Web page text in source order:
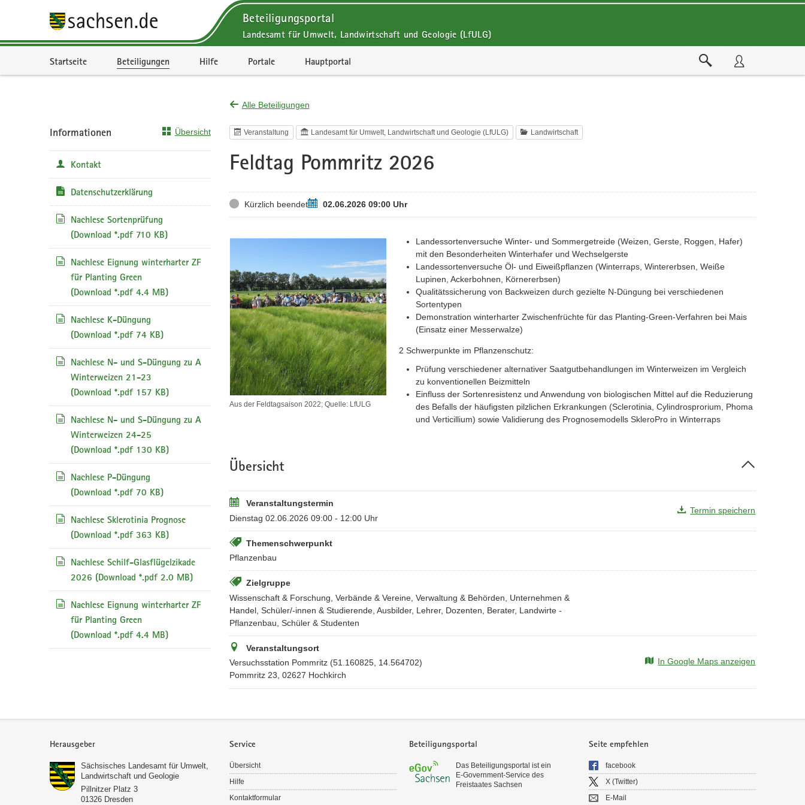
Beteiligungsportal
Landesamt für Umwelt, Landwirtschaft und Geologie (LfULG)
Startseite Beteiligungen Hilfe Portale Hauptportal
Alle Beteiligungen
Veranstaltung Landesamt für Umwelt, Landwirtschaft und Geologie (LfULG) Landwirtschaft
Feldtag Pommritz 2026
StatusKürzlich beendetTermin02.06.2026 09:00 Uhr
Aus der Feldtagsaison 2022; Quelle: LfULG
Landessortenversuche Winter- und Sommergetreide (Weizen, Gerste, Roggen, Hafer)
mit den Besonderheiten Winterhafer und Wechselgerste
Landessortenversuche Öl- und Eiweißpflanzen (Winterraps, Wintererbsen, Weiße
Lupinen, Ackerbohnen, Körnererbsen)
Qualitätssicherung von Backweizen durch gezielte N-Düngung bei verschiedenen
Sortentypen
Demonstration winterharter Zwischenfrüchte für das Planting-Green-Verfahren bei Mais
(Einsatz einer Messerwalze)
2 Schwerpunkte im Pflanzenschutz:
Prüfung verschiedener alternativer Saatgutbehandlungen im Winterweizen im Vergleich
zu konventionellen Beizmitteln
Einfluss der Sortenresistenz und Anwendung von biologischen Mittel auf die Reduzierung
des Befalls der häufigsten pilzlichen Erkrankungen (Sclerotinia, Cylindrosprorium, Phoma
und Verticillium) sowie Validierung des Prognosemodells SkleroPro in Winterraps
Übersicht
Veranstaltungstermin
Dienstag 02.06.2026 09:00 - 12:00 Uhr
Termin speichern
Themenschwerpunkt
Pflanzenbau
Zielgruppe
Wissenschaft & Forschung, Verbände & Vereine, Verwaltung & Behörden, Unternehmen &
Handel, Schüler/-innen & Studierende, Ausbilder, Lehrer, Dozenten, Berater, Landwirte -
Pflanzenbau, Schüler & Studenten
Veranstaltungsort
Versuchsstation Pommritz (51.160825, 14.564702)
Pommritz 23, 02627 Hochkirch
In Google Maps anzeigen
Informationen Übersicht
Kontakt
Datenschutzerklärung
Nachlese Sortenprüfung
(Download *.pdf 710 KB)
Nachlese Eignung winterharter ZF
für Planting Green
(Download *.pdf 4.4 MB)
Nachlese K-Düngung
(Download *.pdf 74 KB)
Nachlese N- und S-Düngung zu A
Winterweizen 21-23
(Download *.pdf 157 KB)
Nachlese N- und S-Düngung zu A
Winterweizen 24-25
(Download *.pdf 130 KB)
Nachlese P-Düngung
(Download *.pdf 70 KB)
Nachlese Sklerotinia Prognose
(Download *.pdf 363 KB)
Nachlese Schilf-Glasflügelzikade
2026 (Download *.pdf 2.0 MB)
Nachlese Eignung winterharter ZF
für Planting Green
(Download *.pdf 4.4 MB)
Herausgeber
Sächsisches Landesamt für Umwelt,
Landwirtschaft und Geologie
Pillnitzer Platz 3
01326 Dresden
Service
Übersicht
Hilfe
Kontaktformular
Beteiligungsportal
Das Beteiligungsportal ist ein
E‑Government-Service des
Freistaates Sachsen
Seite empfehlen
facebook
X (Twitter)
E-Mail